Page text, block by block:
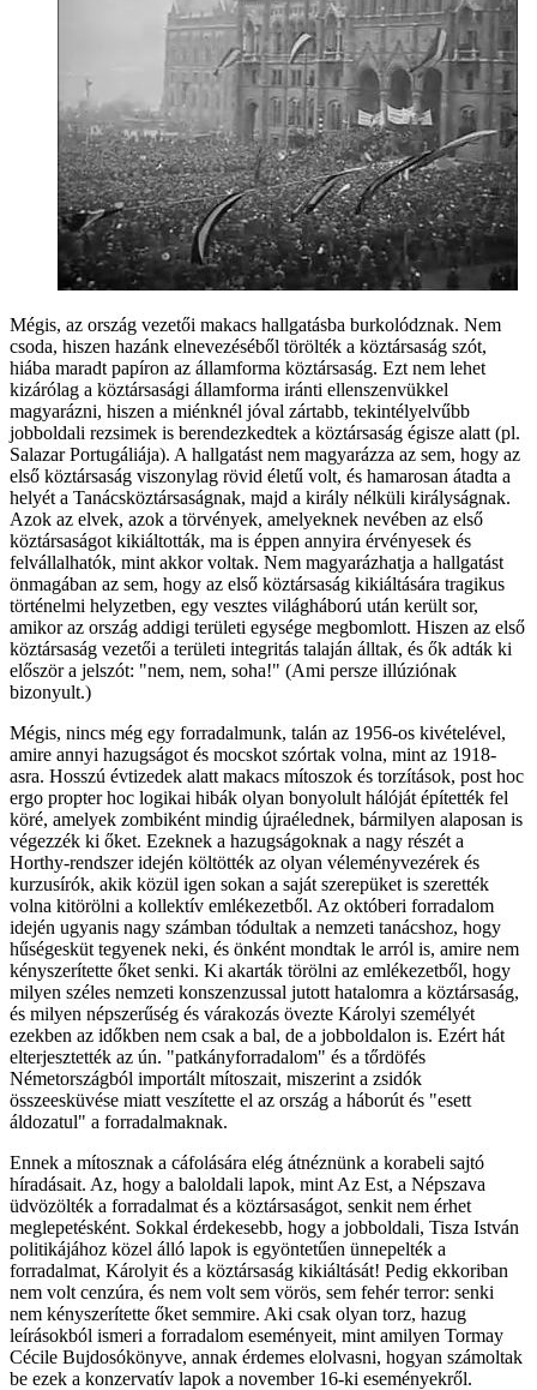
Mégis, az ország vezetői makacs hallgatásba burkolódznak. Nem
csoda, hiszen hazánk elnevezéséből törölték a köztársaság szót,
hiába maradt papíron az államforma köztársaság. Ezt nem lehet
kizárólag a köztársasági államforma iránti ellenszenvükkel
magyarázni, hiszen a miénknél jóval zártabb, tekintélyelvűbb
jobboldali rezsimek is berendezkedtek a köztársaság égisze alatt (pl.
Salazar Portugáliája). A hallgatást nem magyarázza az sem, hogy az
első köztársaság viszonylag rövid életű volt, és hamarosan átadta a
helyét a Tanácsköztársaságnak, majd a király nélküli királyságnak.
Azok az elvek, azok a törvények, amelyeknek nevében az első
köztársaságot kikiáltották, ma is éppen annyira érvényesek és
felvállalhatók, mint akkor voltak. Nem magyarázhatja a hallgatást
önmagában az sem, hogy az első köztársaság kikiáltására tragikus
történelmi helyzetben, egy vesztes világháború után került sor,
amikor az ország addigi területi egysége megbomlott. Hiszen az első
köztársaság vezetői a területi integritás talaján álltak, és ők adták ki
először a jelszót: "nem, nem, soha!" (Ami persze illúziónak
bizonyult.)
Mégis, nincs még egy forradalmunk, talán az 1956-os kivételével,
amire annyi hazugságot és mocskot szórtak volna, mint az 1918-
asra. Hosszú évtizedek alatt makacs mítoszok és torzítások, post hoc
ergo propter hoc logikai hibák olyan bonyolult hálóját építették fel
köré, amelyek zombiként mindig újraélednek, bármilyen alaposan is
végezzék ki őket. Ezeknek a hazugságoknak a nagy részét a
Horthy-rendszer idején költötték az olyan véleményvezérek és
kurzusírók, akik közül igen sokan a saját szerepüket is szerették
volna kitörölni a kollektív emlékezetből. Az októberi forradalom
idején ugyanis nagy számban tódultak a nemzeti tanácshoz, hogy
hűségesküt tegyenek neki, és önként mondtak le arról is, amire nem
kényszerítette őket senki. Ki akarták törölni az emlékezetből, hogy
milyen széles nemzeti konszenzussal jutott hatalomra a köztársaság,
és milyen népszerűség és várakozás övezte Károlyi személyét
ezekben az időkben nem csak a bal, de a jobboldalon is. Ezért hát
elterjesztették az ún. "patkányforradalom" és a tőrdöfés
Németországból importált mítoszait, miszerint a zsidók
összeesküvése miatt veszítette el az ország a háborút és "esett
áldozatul" a forradalmaknak.
Ennek a mítosznak a cáfolására elég átnéznünk a korabeli sajtó
híradásait. Az, hogy a baloldali lapok, mint Az Est, a Népszava
üdvözölték a forradalmat és a köztársaságot, senkit nem érhet
meglepetésként. Sokkal érdekesebb, hogy a jobboldali, Tisza István
politikájához közel álló lapok is egyöntetűen ünnepelték a
forradalmat, Károlyit és a köztársaság kikiáltását! Pedig ekkoriban
nem volt cenzúra, és nem volt sem vörös, sem fehér terror: senki
nem kényszerítette őket semmire. Aki csak olyan torz, hazug
leírásokból ismeri a forradalom eseményeit, mint amilyen Tormay
Cécile Bujdosókönyve, annak érdemes elolvasni, hogyan számoltak
be ezek a konzervatív lapok a november 16-ki eseményekről.